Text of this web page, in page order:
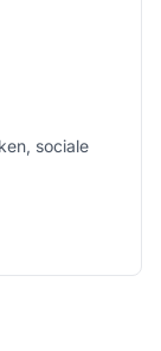
sociale